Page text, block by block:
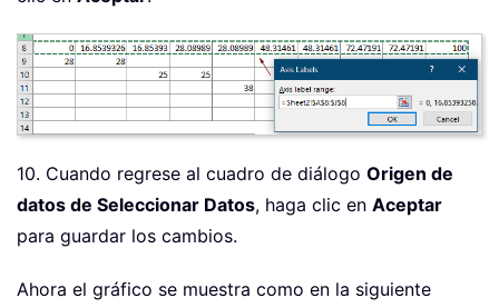
10. Cuando regrese al cuadro de diálogo Origen de
datos de Seleccionar Datos, haga clic en Aceptar
para guardar los cambios.
Ahora el gráfico se muestra como en la siguiente